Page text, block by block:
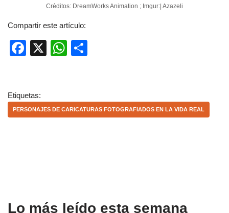
Créditos: DreamWorks Animation ; Imgur:| Azazeli
Compartir este artículo:
F
e
b
X
W
s
A
p
ar
Etiquetas:
PERSONAJES DE CARICATURAS FOTOGRAFIADOS EN LA VIDA REAL
Lo más leído esta semana